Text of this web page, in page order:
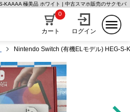
KAAAA 極美品 ホワイト | 中古スマホ販売のサクモバ
カート
0
ログイン
Nintendo Switch (有機ELモデル) HEG-S-